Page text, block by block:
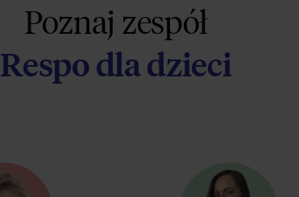
Poznaj zespół
Respo dla dzieci